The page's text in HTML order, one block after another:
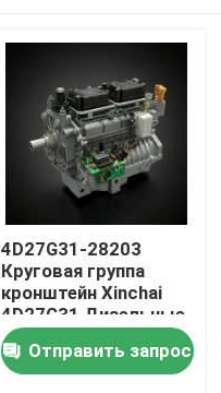
4D27G31-28203
Круговая группа
кронштейн Xinchai
4D27G31 Дизельные
двигатели
Отправить запрос